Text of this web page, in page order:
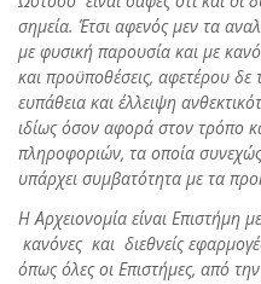
σημεία. Έτσι αφενός μεν τα
με φυσική παρουσία και με
και προϋποθέσεις, αφετέρου
ευπάθεια και έλλειψη
ιδίως όσον αφορά στον τρόπο
πληροφοριών, τα οποία
υπάρχει συμβατότητα με τα
Η Αρχειονομία είναι Επιστήμη
κανόνες και διεθνείς
όπως όλες οι Επιστήμες, από την